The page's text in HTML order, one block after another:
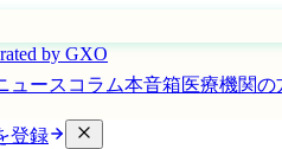
by GXO
ュース コラム本音箱医療機関の
登録